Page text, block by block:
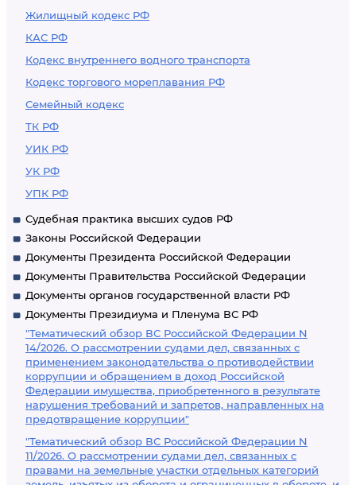
Жилищный кодекс РФ
КАС РФ
Кодекс внутреннего водного транспорта
Кодекс торгового мореплавания РФ
Семейный кодекс
ТК РФ
УИК РФ
УК РФ
УПК РФ
Судебная практика высших судов РФ
Законы Российской Федерации
Документы Президента Российской Федерации
Документы Правительства Российской Федерации
Документы органов государственной власти РФ
Документы Президиума и Пленума ВС РФ
"Тематический обзор ВС Российской Федерации N
14/2026. О рассмотрении судами дел, связанных с
применением законодательства о противодействии
коррупции и обращением в доход Российской
Федерации имущества, приобретенного в результате
нарушения требований и запретов, направленных на
предотвращение коррупции"
"Тематический обзор ВС Российской Федерации N
11/2026. О рассмотрении судами дел, связанных с
правами на земельные участки отдельных категорий